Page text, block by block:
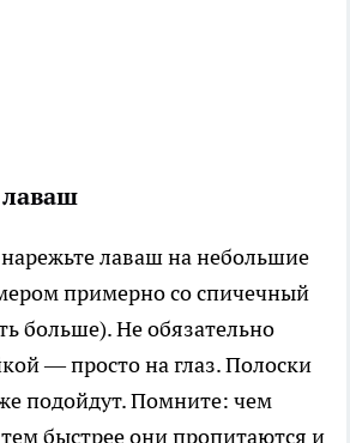
лаваш на небольшие
примерно со спичечный
больше). Не обязательно
— просто на глаз. Полоски
подойдут. Помните: чем
быстрее они пропитаются и